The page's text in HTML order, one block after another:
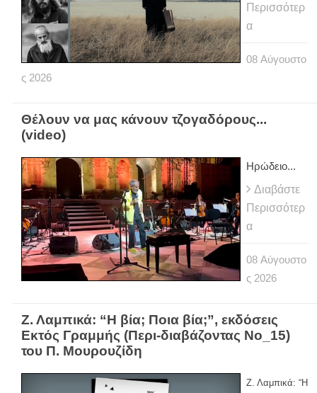
Περισσότερ
α
08 Αύγουστο
ς 2026
Θέλουν να μας κάνουν τζογαδόρους...
(video)
Ηρώδειο...
Διαβάστε
Περισσότερ
α
08 Αύγουστο
ς 2026
Ζ. Λαμπικά: “Η βία; Ποια βία;”, εκδόσεις
Εκτός Γραμμής (Περι-διαβάζοντας Νο_15)
του Π. Μουρουζίδη
Ζ. Λαμπικά: “Η